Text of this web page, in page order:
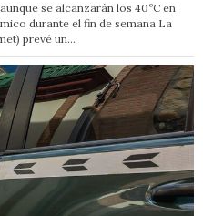
se alcanzarán los 40ºC en
durante el fin de semana La
prevé un…